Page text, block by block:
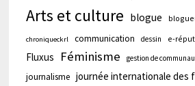
Arts et culture blogue
chroniqueckrl communication dessin e-
Fluxus Féminisme gestion de
journalisme journée internationale des